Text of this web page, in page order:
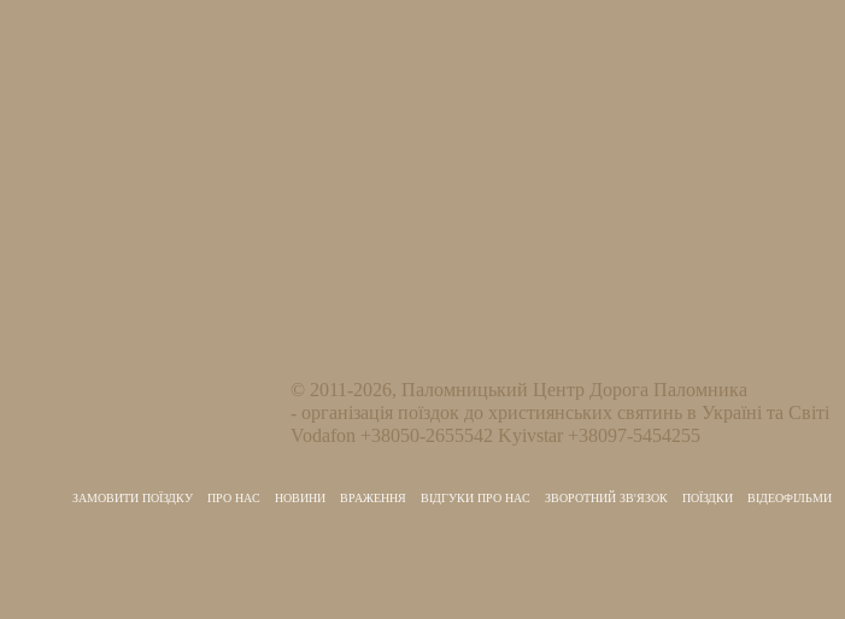
© 2011-2026, Паломницький Центр Дорога Паломника
- організація поїздок до християнських святинь в Україні та Світі
Vodafon +38050-2655542 Kyivstar +38097-5454255
ЗАМОВИТИ ПОЇЗДКУ ПРО НАС НОВИНИ ВРАЖЕННЯ ВІДГУКИ ПРО НАС ЗВОРОТНИЙ ЗВ'ЯЗОК ПОЇЗДКИ ВІДЕОФІЛЬМИ